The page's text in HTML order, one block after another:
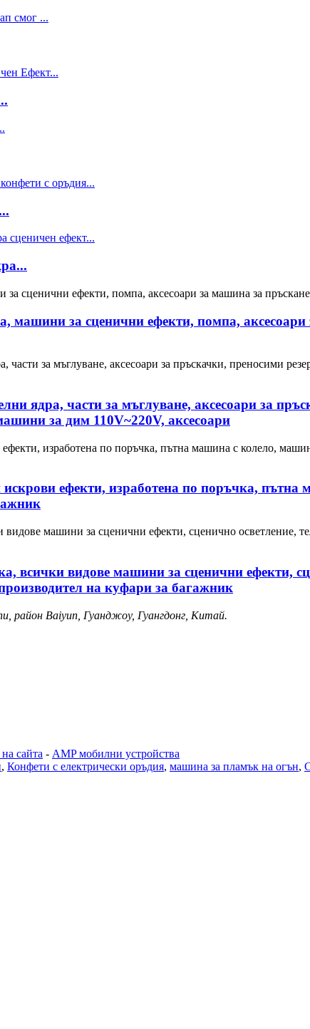
за сценични ефекти, помпа, аксесоари
ядра, части за мъглуване, аксесоари за
за дим 110V~220V, аксесоари
ефекти, изработена по поръчка,
всички видове машини за сценични ефекти,
на куфари за багажник
район Baiyun, Гуанджоу, Гуангдонг, Китай.
сайта - AMP мобилни устройства
, Конфети с електрически оръдия, машина за пламък на огън,